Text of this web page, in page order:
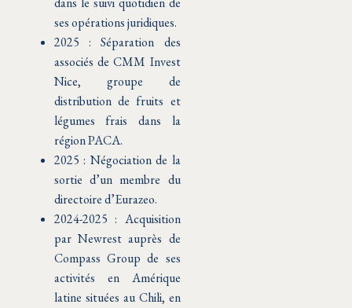
ses opérations juridiques.
2025 : Séparation des
associés de CMM Invest
Nice, groupe de
distribution de fruits et
légumes frais dans la
région PACA.
2025 : Négociation de la
sortie d’un membre du
directoire d’Eurazeo.
2024-2025 : Acquisition
par Newrest auprès de
Compass Group de ses
activités en Amérique
latine situées au Chili, en